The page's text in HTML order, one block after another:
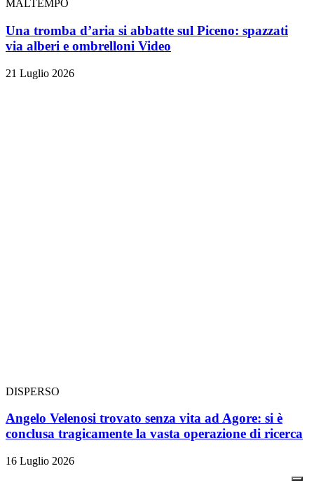
MALTEMPO
Una tromba d’aria si abbatte sul Piceno: spazzati
via alberi e ombrelloni Video
21 Luglio 2026
DISPERSO
Angelo Velenosi trovato senza vita ad Agore: si è
conclusa tragicamente la vasta operazione di ricerca
16 Luglio 2026